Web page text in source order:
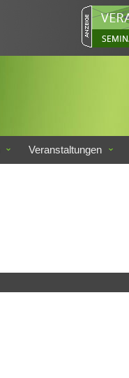
Veranstaltungen